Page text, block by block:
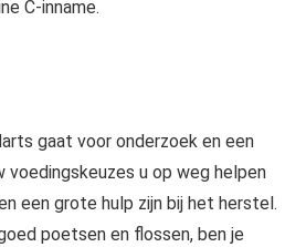
C-inname.
gaat voor onderzoek en een
voedingskeuzes u op weg helpen
een grote hulp zijn bij het herstel.
poetsen en flossen, ben je